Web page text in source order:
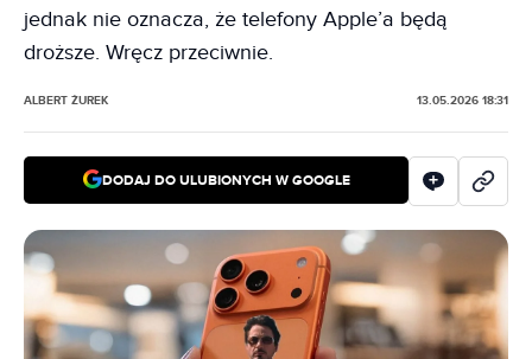
jednak nie oznacza, że telefony Apple’a będą
droższe. Wręcz przeciwnie.
ALBERT ŻUREK 13.05.2026 18:31
DODAJ DO ULUBIONYCH W GOOGLE